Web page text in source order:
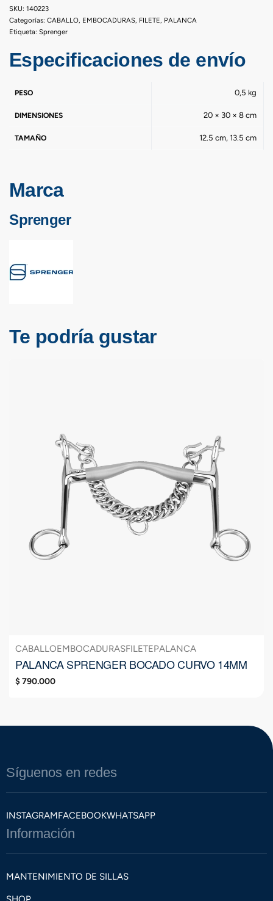
140223
Categorías: CABALLO EMBOCADURAS FILETE PALANCA
Etiqueta: Sprenger
Especificaciones de envío
PESO 0,5 kg
DIMENSIONES 20 × 30 × 8 cm
TAMAÑO 12.5 cm, 13.5 cm
Marca
Sprenger
Te podría gustar
CABALLOEMBOCADURASFILETEPALANCA
PALANCA SPRENGER BOCADO CURVO 14MM
$790.000
Síguenos en redes
INSTAGRAMFACEBOOKWHATSAPP
Información
MANTENIMIENTO DE SILLAS